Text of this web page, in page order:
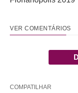
VER COMENTÁRIOS
COMPATILHAR